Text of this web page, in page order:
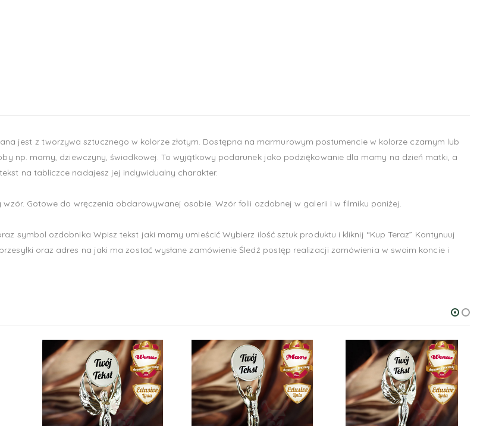
jest z tworzywa sztucznego w kolorze złotym. Dostępna na marmurowym postumencie w kolorze czarnym lub
np. mamy, dziewczyny, świadkowej. To wyjątkowy podarunek jako podziękowanie dla mamy na dzień matki, a
na tabliczce nadajesz jej indywidualny charakter.
Gotowe do wręczenia obdarowywanej osobie. Wzór folii ozdobnej w galerii i w filmiku poniżej.
symbol ozdobnika Wpisz tekst jaki mamy umieścić Wybierz ilość sztuk produktu i kliknij “Kup Teraz” Kontynuuj
oraz adres na jaki ma zostać wysłane zamówienie Śledź postęp realizacji zamówienia w swoim koncie i